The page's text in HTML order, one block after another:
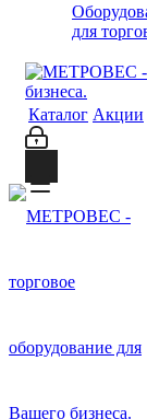
для
Каталог Акции